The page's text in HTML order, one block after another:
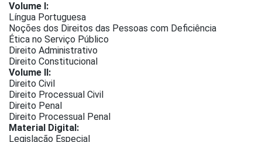
Volume I:
Língua Portuguesa
Noções dos Direitos das Pessoas com Deficiência
Ética no Serviço Público
Direito Administrativo
Direito Constitucional
Volume II:
Direito Civil
Direito Processual Civil
Direito Penal
Direito Processual Penal
Material Digital:
Legislação Especial